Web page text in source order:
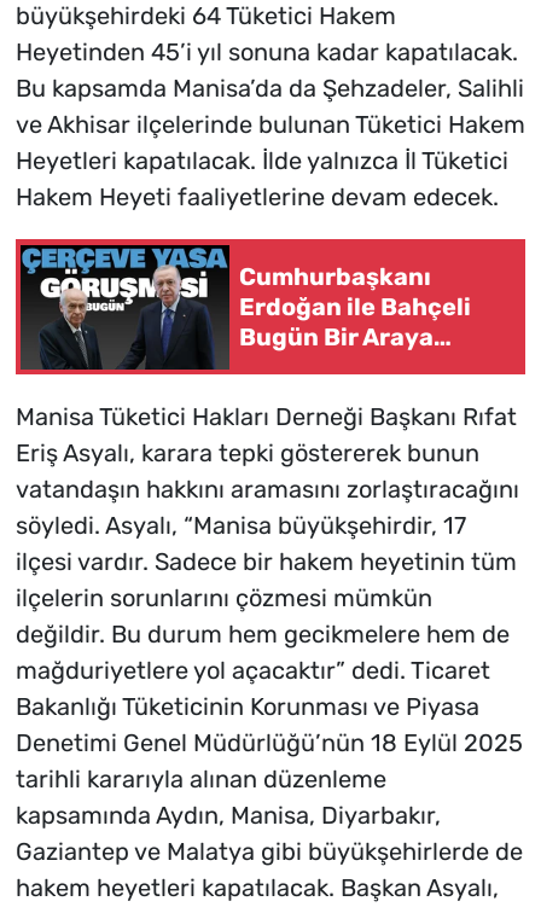
büyükşehirdeki 64 Tüketici Hakem
Heyetinden 45’i yıl sonuna kadar kapatılacak.
Bu kapsamda Manisa’da da Şehzadeler, Salihli
ve Akhisar ilçelerinde bulunan Tüketici Hakem
Heyetleri kapatılacak. İlde yalnızca İl Tüketici
Hakem Heyeti faaliyetlerine devam edecek.
Cumhurbaşkanı
Erdoğan ile Bahçeli
Bugün Bir Araya
Gelecek
Manisa Tüketici Hakları Derneği Başkanı Rıfat
Eriş Asyalı, karara tepki göstererek bunun
vatandaşın hakkını aramasını zorlaştıracağını
söyledi. Asyalı, “Manisa büyükşehirdir, 17
ilçesi vardır. Sadece bir hakem heyetinin tüm
ilçelerin sorunlarını çözmesi mümkün
değildir. Bu durum hem gecikmelere hem de
mağduriyetlere yol açacaktır” dedi. Ticaret
Bakanlığı Tüketicinin Korunması ve Piyasa
Denetimi Genel Müdürlüğü’nün 18 Eylül 2025
tarihli kararıyla alınan düzenleme
kapsamında Aydın, Manisa, Diyarbakır,
Gaziantep ve Malatya gibi büyükşehirlerde de
hakem heyetleri kapatılacak. Başkan Asyalı,